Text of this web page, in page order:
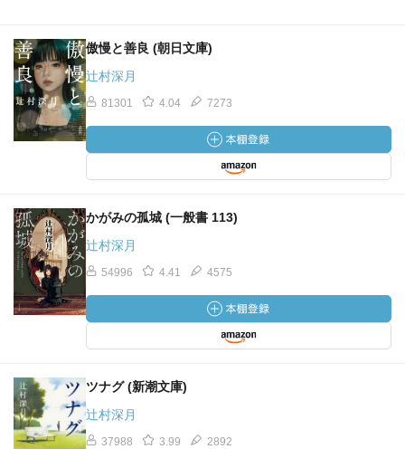
傲慢と善良 (朝日文庫)
辻村深月
81301 4.04 7273
かがみの孤城 (一般書 113)
辻村深月
54996 4.41 4575
ツナグ (新潮文庫)
辻村深月
37988 3.99 2892